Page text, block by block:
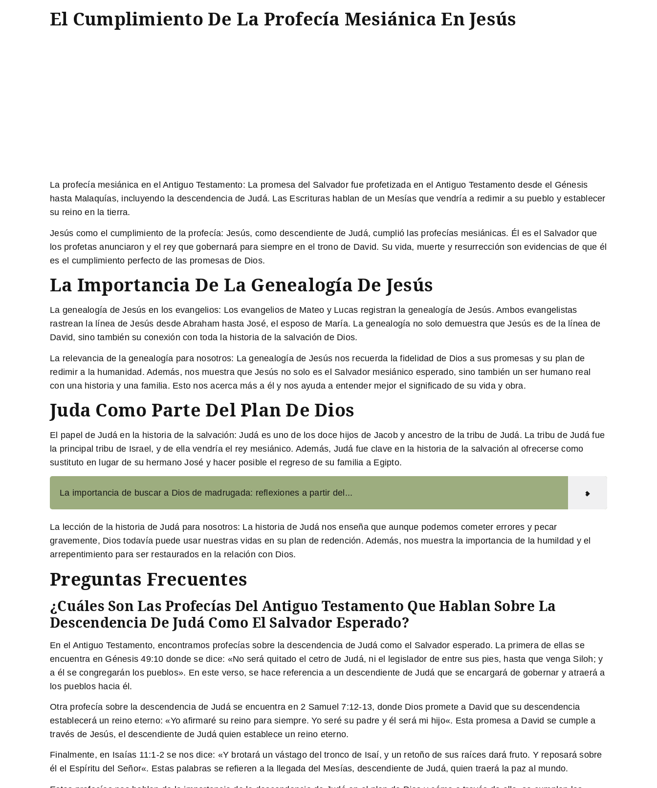
El Cumplimiento De La Profecía Mesiánica En Jesús
La profecía mesiánica en el Antiguo Testamento: La promesa del Salvador fue profetizada en el Antiguo Testamento desde el Génesis
hasta Malaquías, incluyendo la descendencia de Judá. Las Escrituras hablan de un Mesías que vendría a redimir a su pueblo y establecer
su reino en la tierra.
Jesús como el cumplimiento de la profecía: Jesús, como descendiente de Judá, cumplió las profecías mesiánicas. Él es el Salvador que
los profetas anunciaron y el rey que gobernará para siempre en el trono de David. Su vida, muerte y resurrección son evidencias de que él
es el cumplimiento perfecto de las promesas de Dios.
La Importancia De La Genealogía De Jesús
La genealogía de Jesús en los evangelios: Los evangelios de Mateo y Lucas registran la genealogía de Jesús. Ambos evangelistas
rastrean la línea de Jesús desde Abraham hasta José, el esposo de María. La genealogía no solo demuestra que Jesús es de la línea de
David, sino también su conexión con toda la historia de la salvación de Dios.
La relevancia de la genealogía para nosotros: La genealogía de Jesús nos recuerda la fidelidad de Dios a sus promesas y su plan de
redimir a la humanidad. Además, nos muestra que Jesús no solo es el Salvador mesiánico esperado, sino también un ser humano real
con una historia y una familia. Esto nos acerca más a él y nos ayuda a entender mejor el significado de su vida y obra.
Juda Como Parte Del Plan De Dios
El papel de Judá en la historia de la salvación: Judá es uno de los doce hijos de Jacob y ancestro de la tribu de Judá. La tribu de Judá fue
la principal tribu de Israel, y de ella vendría el rey mesiánico. Además, Judá fue clave en la historia de la salvación al ofrecerse como
sustituto en lugar de su hermano José y hacer posible el regreso de su familia a Egipto.
La importancia de buscar a Dios de madrugada: reflexiones a partir del...
La lección de la historia de Judá para nosotros: La historia de Judá nos enseña que aunque podemos cometer errores y pecar
gravemente, Dios todavía puede usar nuestras vidas en su plan de redención. Además, nos muestra la importancia de la humildad y el
arrepentimiento para ser restaurados en la relación con Dios.
Preguntas Frecuentes
¿Cuáles Son Las Profecías Del Antiguo Testamento Que Hablan Sobre La
Descendencia De Judá Como El Salvador Esperado?
En el Antiguo Testamento, encontramos profecías sobre la descendencia de Judá como el Salvador esperado. La primera de ellas se
encuentra en Génesis 49:10 donde se dice: «No será quitado el cetro de Judá, ni el legislador de entre sus pies, hasta que venga Siloh; y
a él se congregarán los pueblos». En este verso, se hace referencia a un descendiente de Judá que se encargará de gobernar y atraerá a
los pueblos hacia él.
Otra profecía sobre la descendencia de Judá se encuentra en 2 Samuel 7:12-13, donde Dios promete a David que su descendencia
establecerá un reino eterno: «Yo afirmaré su reino para siempre. Yo seré su padre y él será mi hijo«. Esta promesa a David se cumple a
través de Jesús, el descendiente de Judá quien establece un reino eterno.
Finalmente, en Isaías 11:1-2 se nos dice: «Y brotará un vástago del tronco de Isaí, y un retoño de sus raíces dará fruto. Y reposará sobre
él el Espíritu del Señor«. Estas palabras se refieren a la llegada del Mesías, descendiente de Judá, quien traerá la paz al mundo.